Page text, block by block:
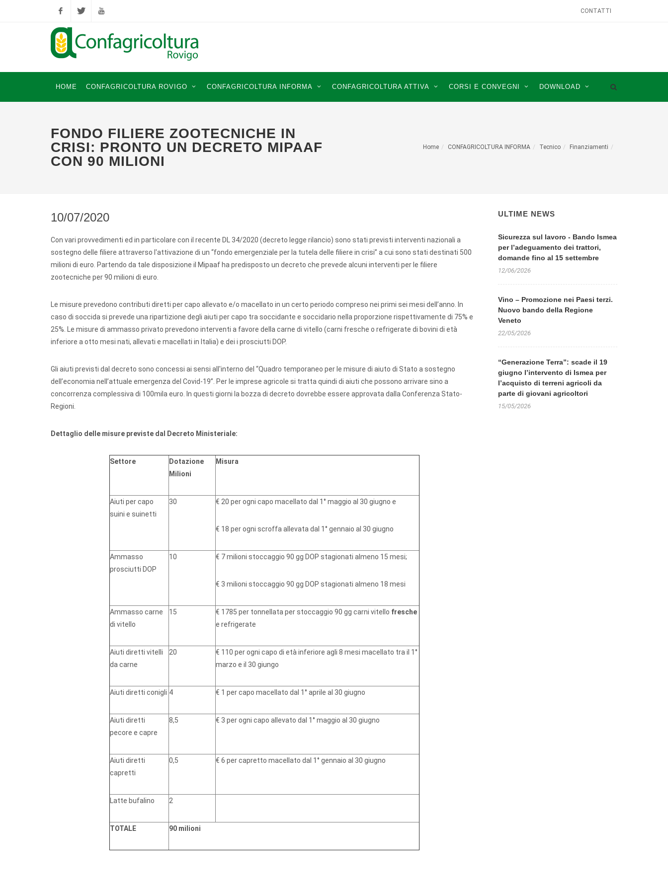
FacebookTwitter YouTube
CONTATTI
HOME CONFAGRICOLTURA ROVIGO CONFAGRICOLTURA INFORMA CONFAGRICOLTURA ATTIVA CORSI E CONVEGNI DOWNLOAD
FONDO FILIERE ZOOTECNICHE IN
CRISI: PRONTO UN DECRETO MIPAAF
CON 90 MILIONI
Home CONFAGRICOLTURA INFORMA Tecnico Finanziamenti
10/07/2020
Con vari provvedimenti ed in particolare con il recente DL 34/2020 (decreto legge rilancio) sono stati previsti interventi nazionali a
sostegno delle filiere attraverso l'attivazione di un “fondo emergenziale per la tutela delle filiere in crisi” a cui sono stati destinati 500
milioni di euro. Partendo da tale disposizione il Mipaaf ha predisposto un decreto che prevede alcuni interventi per le filiere
zootecniche per 90 milioni di euro.
Le misure prevedono contributi diretti per capo allevato e/o macellato in un certo periodo compreso nei primi sei mesi dell’anno. In
caso di soccida si prevede una ripartizione degli aiuti per capo tra soccidante e soccidario nella proporzione rispettivamente di 75% e
25%. Le misure di ammasso privato prevedono interventi a favore della carne di vitello (carni fresche o refrigerate di bovini di età
inferiore a otto mesi nati, allevati e macellati in Italia) e dei i prosciutti DOP.
Gli aiuti previsti dal decreto sono concessi ai sensi all'interno del “Quadro temporaneo per le misure di aiuto di Stato a sostegno
dell’economia nell’attuale emergenza del Covid-19”. Per le imprese agricole si tratta quindi di aiuti che possono arrivare sino a
concorrenza complessiva di 100mila euro. In questi giorni la bozza di decreto dovrebbe essere approvata dalla Conferenza Stato-
Regioni.
Dettaglio delle misure previste dal Decreto Ministeriale:
Settore
Dotazione
Milioni
Misura
Aiuti per capo
suini e suinetti
30 € 20 per ogni capo macellato dal 1° maggio al 30 giugno e
€ 18 per ogni scroffa allevata dal 1° gennaio al 30 giugno
Ammasso
prosciutti DOP
10 € 7 milioni stoccaggio 90 gg DOP stagionati almeno 15 mesi;
€ 3 milioni stoccaggio 90 gg DOP stagionati almeno 18 mesi
Ammasso carne
di vitello
15 € 1785 per tonnellata per stoccaggio 90 gg carni vitello fresche
e refrigerate
Aiuti diretti vitelli
da carne
20
€ 110 per ogni capo di età inferiore agli 8 mesi macellato tra il 1°
marzo e il 30 giungo
Aiuti diretti conigli 4 € 1 per capo macellato dal 1° aprile al 30 giugno
Aiuti diretti
pecore e capre
8,5 € 3 per ogni capo allevato dal 1° maggio al 30 giugno
Aiuti diretti
capretti
0,5 € 6 per capretto macellato dal 1° gennaio al 30 giugno
Latte bufalino 2
TOTALE 90 milioni
ULTIME NEWS
Sicurezza sul lavoro - Bando Ismea
per l’adeguamento dei trattori,
domande fino al 15 settembre
12/06/2026
Vino – Promozione nei Paesi terzi.
Nuovo bando della Regione
Veneto
22/05/2026
“Generazione Terra”: scade il 19
giugno l’intervento di Ismea per
l’acquisto di terreni agricoli da
parte di giovani agricoltori
15/05/2026